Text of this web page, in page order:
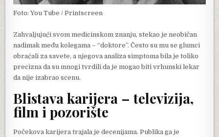
Foto: You Tube / Printscreen
Zahvaljujući svom medicinskom znanju, stekao je neobičan
nadimak među kolegama – “doktore”. Često su mu se glumci
obraćali za savete, a njegova analiza simptoma bila je toliko
precizna da su mnogi tvrdili da je mogao biti vrhunski lekar
da nije izabrao scenu.
Blistava karijera – televizija,
film i pozorište
Počekova karijera trajala je decenijama. Publika ga je